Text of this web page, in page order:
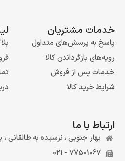
خدمات مشتریان
پاسخ به پرسش‌های متداول
رویه‌های بازگرداندن کالا
خدمات پس از فروش
شرایط خرید کالا
ارتباط با ما
بهار جنوبی ، نرسیده به طالقانی ،
77501067 - 021